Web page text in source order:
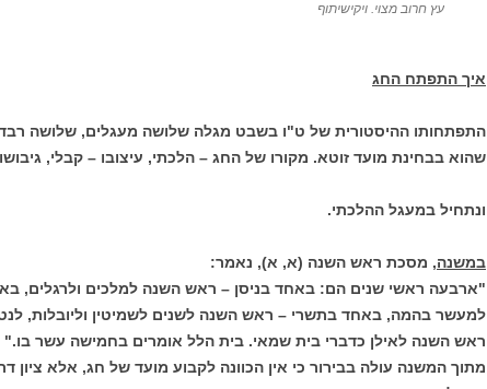
עץ חרוב מצוי. ויקישיתוף
איך התפתח החג
התפתחותו ההיסטורית של ט"ו בשבט מגלה שלושה מעגלים, שלושה
שהוא בבחינת מועד זוטא. מקורו של החג – הלכתי, עיצובו – קבלי,
ונתחיל במעגל ההלכתי.
במשנה, מסכת ראש השנה (א, א), נאמר:
"ארבעה ראשי שנים הם: באחד בניסן – ראש השנה למלכים ולרגלים,
למעשר בהמה, באחד בתשרי – ראש השנה לשנים לשמיטין וליובלות,
ראש השנה לאילן כדברי בית שמאי. בית הלל אומרים בחמישה עשר בו."
מתוך המשנה עולה בבירור כי אין הכוונה לקבוע מועד של חג, אלא ציון